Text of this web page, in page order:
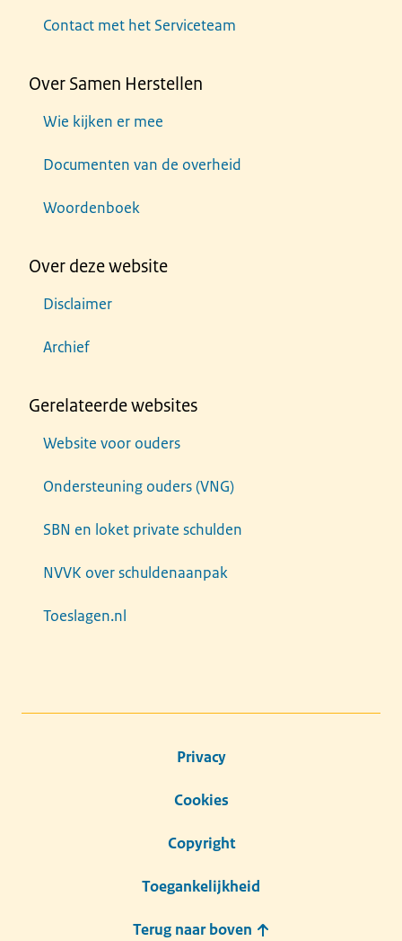
Contact met het Serviceteam
Over Samen Herstellen
Wie kijken er mee
Documenten van de overheid
Woordenboek
Over deze website
Disclaimer
Archief
Gerelateerde websites
Website voor ouders
Ondersteuning ouders (VNG)
SBN en loket private schulden
NVVK over schuldenaanpak
Toeslagen.nl
Privacy
Cookies
Copyright
Toegankelijkheid
Terug naar boven